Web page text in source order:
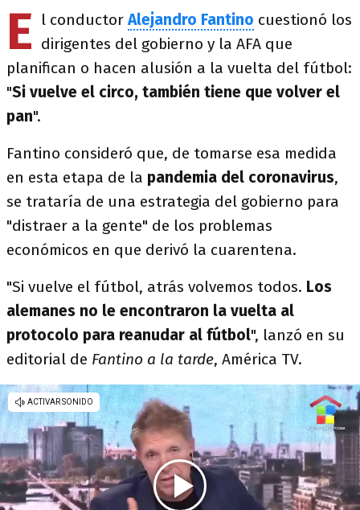
E l conductorAlejandro Fantino cuestionó los
dirigentes del gobierno y la AFA que
planifican o hacen alusión a la vuelta del fútbol:
"Si vuelve el circo, también tiene que volver el
pan".
Fantino consideró que, de tomarse esa medida
en esta etapa de la pandemia del coronavirus,
se trataría de una estrategia del gobierno para
"distraer a la gente" de los problemas
económicos en que derivó la cuarentena.
"Si vuelve el fútbol, atrás volvemos todos. Los
alemanes no le encontraron la vuelta al
protocolo para reanudar al fútbol", lanzó en su
editorial de Fantino a la tarde, América TV.